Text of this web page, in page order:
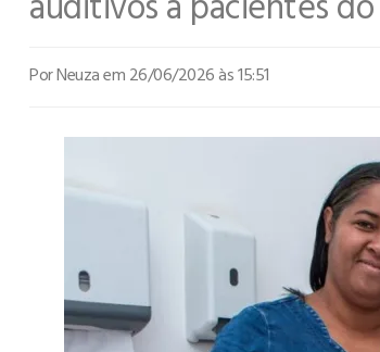
Por Neuzaem 26/06/2026 às 15:51